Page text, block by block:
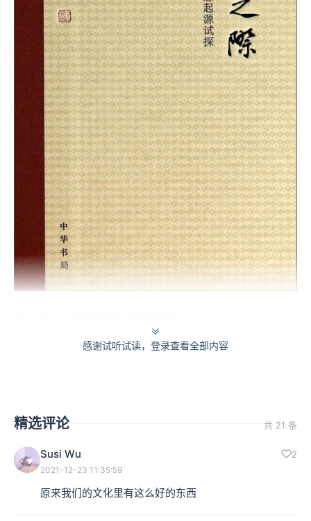
崩溃瓦解当中。那封建文化和人关系最密切的就是礼乐，
尤其礼有好几个不一样的层次，包括人跟人之间要如何对
感谢试听试读，登录查看全部内容
精选评论 共 21 条
Susi Wu 2
2021-12-23 11:35:59
原来我们的文化里有这么好的东西